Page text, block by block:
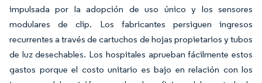
impulsada por la adopción de uso único y los sensores
modulares de clip. Los fabricantes persiguen ingresos
recurrentes a través de cartuchos de hojas propietarios y tubos
de luz desechables. Los hospitales aprueban fácilmente estos
gastos porque el costo unitario es bajo en relación con los